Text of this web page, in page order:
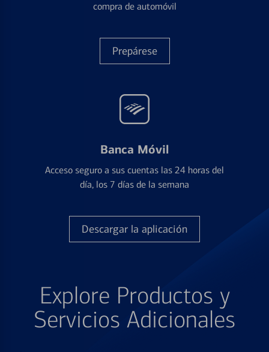
compra de automóvil
Prepárese
Banca Móvil
Acceso seguro a sus cuentas las 24 horas del
día, los 7 días de la semana
Descargar la aplicación
Explore Productos y
Servicios Adicionales